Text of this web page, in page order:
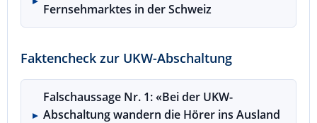
Fernsehmarktes in der Schweiz
Faktencheck zur UKW-Abschaltung
Falschaussage Nr. 1: «Bei der UKW-
Abschaltung wandern die Hörer ins Ausland